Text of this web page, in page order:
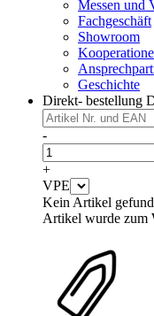
Messen und
Fachgeschäft
Showroom
Geschichte
Direkt- bestellung
-
+
VPE
Kein Artikel
Artikel wurde zum